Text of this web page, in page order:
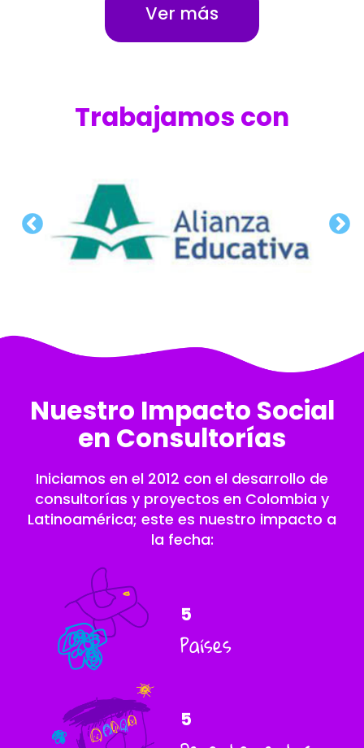
Ver más
Trabajamos con
Nuestro Impacto Social
en Consultorías
Iniciamos en el 2012 con el desarrollo de
consultorías y proyectos en Colombia y
Latinoamérica; este es nuestro impacto a
la fecha:
5
Países
5